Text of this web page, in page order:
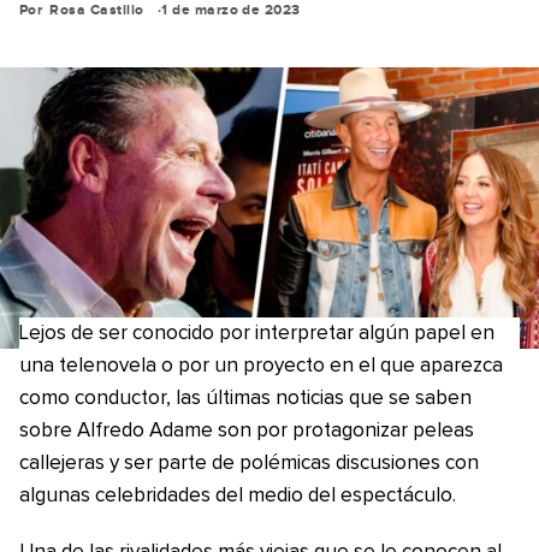
Por Rosa Castillo 1 de marzo de 2023
Lejos de ser conocido por interpretar algún papel en
una telenovela o por un proyecto en el que aparezca
como conductor, las últimas noticias que se saben
sobre Alfredo Adame son por protagonizar peleas
callejeras y ser parte de polémicas discusiones con
algunas celebridades del medio del espectáculo.